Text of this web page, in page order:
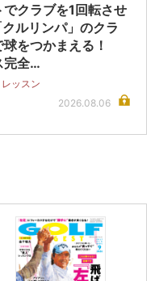
でクラブを1回転させ
ルリンパ」のクラ
をつかまえる！
完全…
レッスン
2026.08.06